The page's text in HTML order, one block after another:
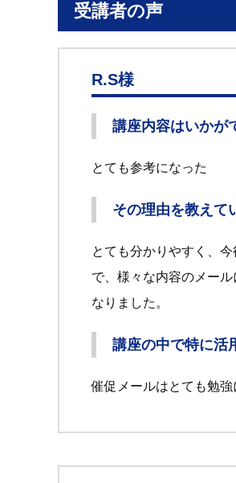
受講者の声
R.S様
講座内容はいかが
とても参考になった
その理由を教えて
とても分かりやすく、
で、様々な内容のメー
なりました。
講座の中で特に活
催促メールはとても勉